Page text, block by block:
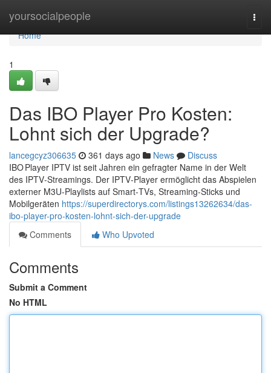
yoursocialpeople
Home
Home
1
Das IBO Player Pro Kosten:
Lohnt sich der Upgrade?
lancegcyz306635 361 days ago News
Discuss
IBO Player IPTV ist seit Jahren ein gefragter Name in der Welt
des IPTV‑Streamings. Der IPTV‑Player ermöglicht das Abspielen
externer M3U‑Playlists auf Smart‑TVs, Streaming‑Sticks und
Mobilgeräten https://superdirectorys.com/listings13262634/das-
ibo-player-pro-kosten-lohnt-sich-der-upgrade
Comments
Who Upvoted
Comments
Submit a Comment
No HTML